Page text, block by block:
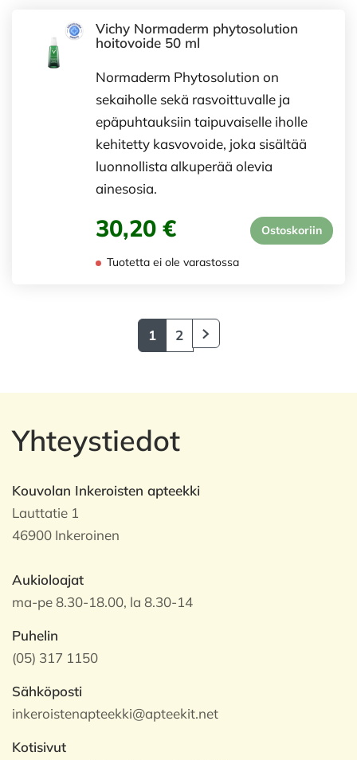
Vichy Normaderm phytosolution
hoitovoide 50 ml
Normaderm Phytosolution on
sekaiholle sekä rasvoittuvalle ja
epäpuhtauksiin taipuvaiselle iholle
kehitetty kasvovoide, joka sisältää
luonnollista alkuperää olevia
ainesosia.
30,20 € Ostoskoriin
Tuotetta ei ole varastossa
1 2
Yhteystiedot
Kouvolan Inkeroisten apteekki
Lauttatie 1
46900 Inkeroinen
Aukioloajat
ma-pe 8.30-18.00, la 8.30-14
Puhelin
(05) 317 1150
Sähköposti
inkeroistenapteekki@apteekit.net
Kotisivut